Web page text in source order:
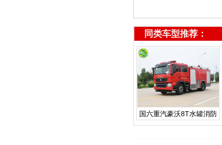
同类车型推荐：
国六重汽豪沃8T水罐消防
车